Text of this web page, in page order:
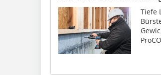
Tiefe